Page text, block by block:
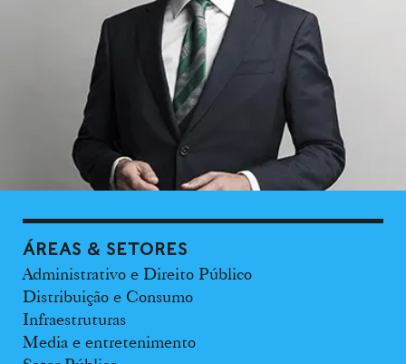
ÁREAS & SETORES
Administrativo e Direito Público
Distribuição e Consumo
Infraestruturas
Media e entretenimento